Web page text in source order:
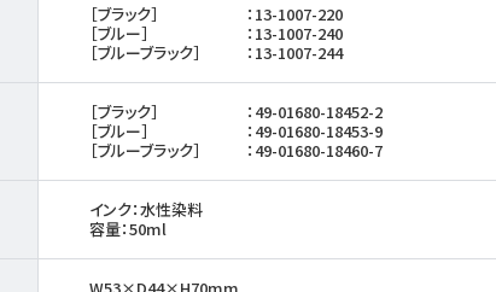
［ブラック］
：13-1007-220
［ブルー］
：13-1007-240
［ブルーブラック］
：13-1007-244
［ブラック］
：49-01680-18452-2
［ブルー］
：49-01680-18453-9
［ブルーブラック］
：49-01680-18460-7
インク：水性染料
容量：50ml